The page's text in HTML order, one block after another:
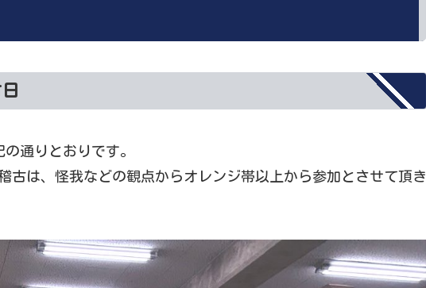
通りとおりです。
古は、怪我などの観点からオレンジ帯以上から参加とさせて頂き